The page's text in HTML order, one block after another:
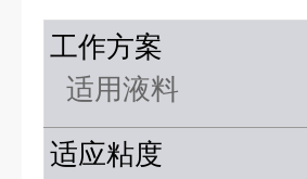
工作方案
适用液料
适应粘度